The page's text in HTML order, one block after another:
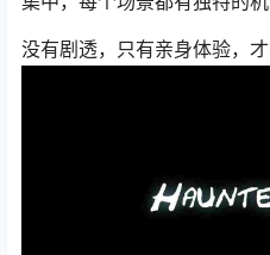
没有剧透，只有亲身体验，才